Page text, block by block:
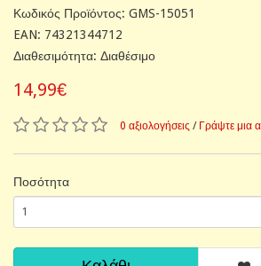
Κωδικός Προϊόντος: GMS-15051
EAN: 74321344712
Διαθεσιμότητα: Διαθέσιμο
14,99€
0 αξιολογήσεις / Γράψτε μια
Ποσότητα